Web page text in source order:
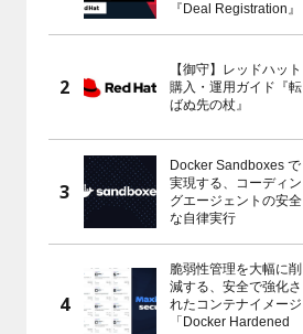
『Deal Registration』
【御守】レッドハット
購入・運用ガイド『転
ばぬ先の杖』
Docker Sandboxes で
実現する、コーディン
グエージェントの安全
な自律実行
脆弱性管理を大幅に削
減する、安全で強化さ
れたコンテナイメージ
「Docker Hardened